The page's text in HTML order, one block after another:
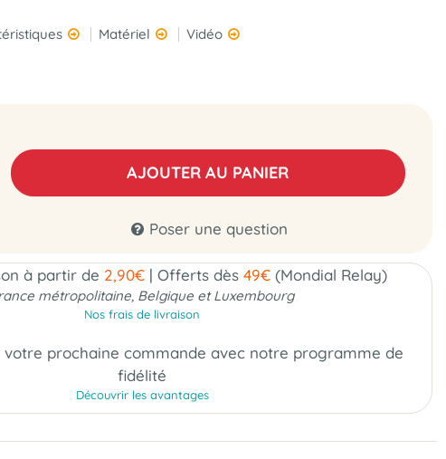
Matériel Vidéo
AJOUTER AU PANIER
Poser une question
à partir de 2,90€ | Offerts dès 49€ (Mondial Relay)
métropolitaine, Belgique et Luxembourg
Nos frais de livraison
prochaine commande avec notre programme de
fidélité
Découvrir les avantages